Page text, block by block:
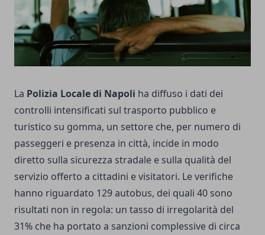
La Polizia Locale di Napoli ha diffuso i dati dei
controlli intensificati sul trasporto pubblico e
turistico su gomma, un settore che, per numero di
passeggeri e presenza in città, incide in modo
diretto sulla sicurezza stradale e sulla qualità del
servizio offerto a cittadini e visitatori. Le verifiche
hanno riguardato 129 autobus, dei quali 40 sono
risultati non in regola: un tasso di irregolarità del
31% che ha portato a sanzioni complessive di circa